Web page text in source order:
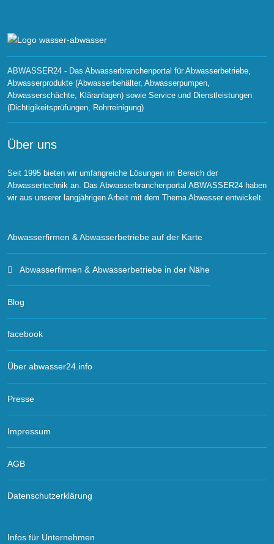
ABWASSER24 - Das Abwasserbranchenportal für Abwasserbetriebe,
Abwasserprodukte (Abwasserbehälter, Abwasserpumpen,
Abwasserschächte, Kläranlagen) sowie Service und Dienstleistungen
(Dichtigikeitsprüfungen, Rohrreinigung)
Über uns
Seit 1995 bieten wir umfangreiche Lösungen im Bereich der
Abwassertechnik an. Das Abwasserbranchenportal ABWASSER24 haben
wir aus unserer langjährigen Arbeit mit dem Thema Abwasser entwickelt.
Abwasserfirmen & Abwasserbetriebe auf der Karte
Abwasserfirmen & Abwasserbetriebe in der Nähe
Blog
facebook
Über abwasser24.info
Presse
Impressum
AGB
Datenschutzerklärung
Infos für Unternehmen